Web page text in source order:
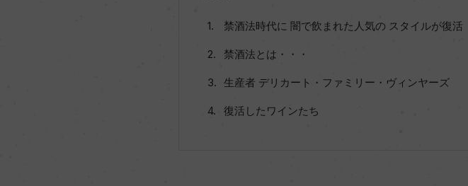
禁酒法時代に 闇で飲まれた人気の スタイルが復活
禁酒法とは・・・
生産者 デリカート・ファミリー・ヴィンヤーズ
復活したワインたち